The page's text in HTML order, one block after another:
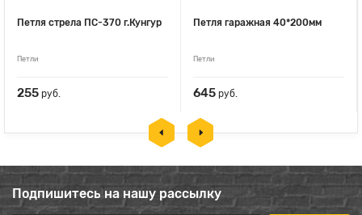
Петля стрела ПС-370 г.Кунгур
Петли
255 руб.
Петля гаражная 40*200мм
Петли
645 руб.
Подпишитесь на нашу рассылку